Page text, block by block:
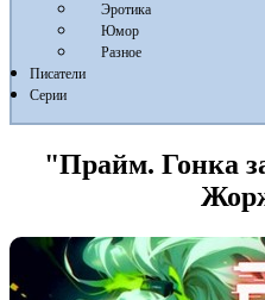
Эротика
Юмор
Разное
Писатели
Серии
"Прайм. Гонка